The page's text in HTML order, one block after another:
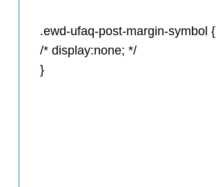
.ewd-ufaq-post-margin-symbol {
/* display:none; */
}